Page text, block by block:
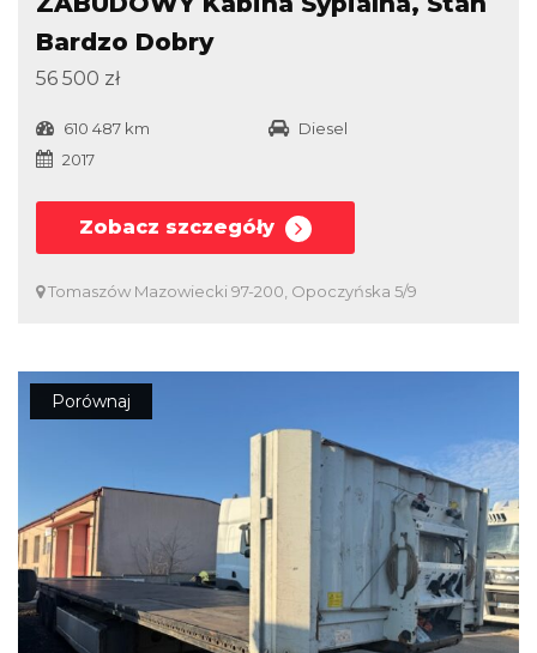
Bardzo Dobry
56 500 zł
610 487 km
Diesel
2017
Zobacz szczegóły
Tomaszów Mazowiecki 97-200, Opoczyńska 5/9
Porównaj